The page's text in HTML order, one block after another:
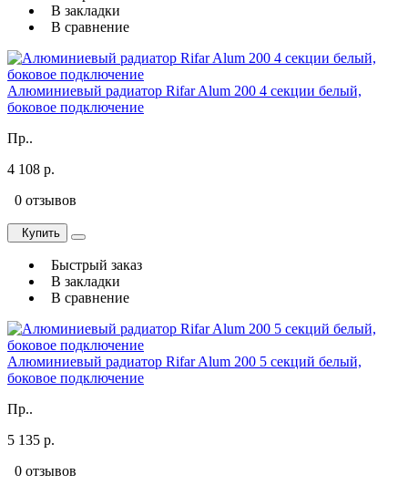
В закладки
В сравнение
Алюминиевый радиатор Rifar Alum 200 4 секции белый,
боковое подключение
Пр..
4 108 р.
0 отзывов
Купить
Быстрый заказ
В закладки
В сравнение
Алюминиевый радиатор Rifar Alum 200 5 секций белый,
боковое подключение
Пр..
5 135 р.
0 отзывов